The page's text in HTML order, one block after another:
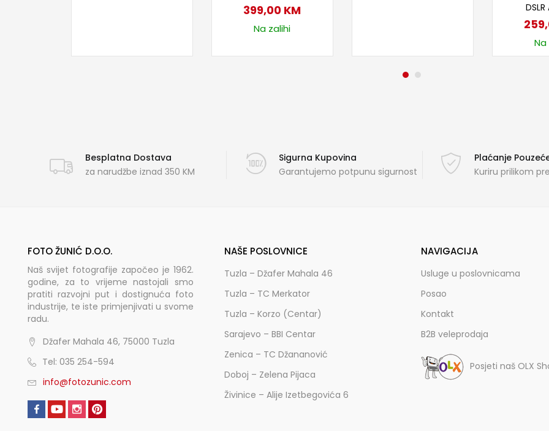
399,00 KM
Na zalihi
DSLR
Na
Besplatna Dostava
za narudžbe iznad 350 KM
Sigurna Kupovina
Garantujemo potpunu sigurnost
Plaćanje
Kuriru prilikom
FOTO ŽUNIĆ D.O.O.
Naš svijet fotografije započeo je 1962.
godine, za to vrijeme nastojali smo
pratiti razvojni put i dostignuća foto
industrije, te iste primjenjivati u svome
radu.
Džafer Mahala 46, 75000 Tuzla
Tel: 035 254-594
info@fotozunic.com
NAŠE POSLOVNICE
Tuzla – Džafer Mahala 46
Tuzla – TC Merkator
Tuzla – Korzo (Centar)
Sarajevo – BBI Centar
Zenica – TC Džananović
Doboj – Zelena Pijaca
Živinice – Alije Izetbegovića 6
NAVIGACIJA
Usluge u poslovnicama
Posao
Kontakt
B2B veleprodaja
Posjeti naš OLX